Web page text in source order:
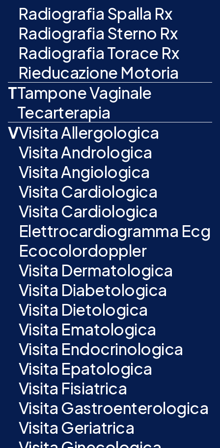
Radiografia Spalla Rx
Radiografia Sterno Rx
Radiografia Torace Rx
Rieducazione Motoria
TTampone Vaginale
Tecarterapia
VVisita Allergologica
Visita Andrologica
Visita Angiologica
Visita Cardiologica
Visita Cardiologica
Elettrocardiogramma Ecg
Ecocolordoppler
Visita Dermatologica
Visita Diabetologica
Visita Dietologica
Visita Ematologica
Visita Endocrinologica
Visita Epatologica
Visita Fisiatrica
Visita Gastroenterologica
Visita Geriatrica